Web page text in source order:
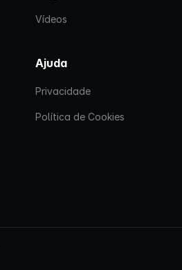
Vídeos
Ajuda
Privacidade
Política de Cookies